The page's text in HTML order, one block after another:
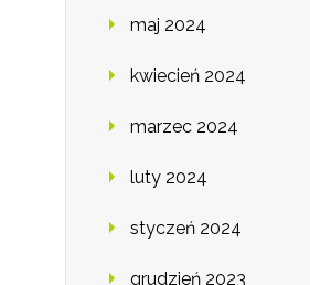
maj 2024
kwiecień 2024
marzec 2024
luty 2024
styczeń 2024
grudzień 2023